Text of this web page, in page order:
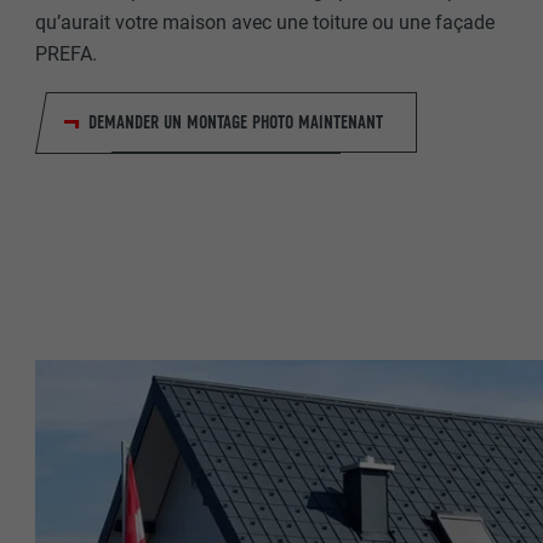
qu’aurait votre maison avec une toiture ou une façade
PREFA.
DEMANDER UN MONTAGE PHOTO MAINTENANT
EXPIRATION
UTILITÉ
EXPIRATION
UTILITÉ